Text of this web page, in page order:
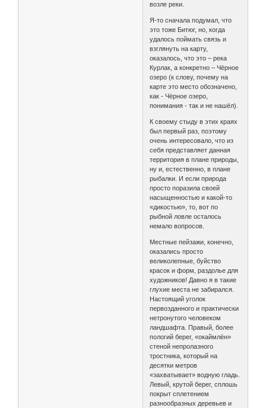
возле реки.
Я-то сначала подумал, что
это тоже Битюг, но, когда
удалось поймать связь и
взглянуть на карту,
оказалось, что это – река
Курлак, а конкретно – Чёрное
озеро (к слову, почему на
карте это место обозначено,
как - Чёрное озеро,
понимания - так и не нашёл).
К своему стыду в этих краях
был первый раз, поэтому
очень интересовало, что из
себя представляет данная
территория в плане природы,
ну и, естественно, в плане
рыбалки. И если природа
просто поразила своей
насыщенностью и какой-то
«дикостью», то, вот по
рыбной ловле осталось
немало вопросов.
Местные пейзажи, конечно,
оказались просто
великолепные, буйство
красок и форм, раздолье для
художников! Давно я в такие
глухие места не забирался.
Настоящий уголок
первозданного и практически
нетронутого человеком
ландшафта. Правый, более
пологий берег, «окаймлён»
стеной непролазного
тростника, который на
десятки метров
«захватывает» водную гладь.
Левый, крутой берег, сплошь
покрыт сплетением
разнообразных деревьев и